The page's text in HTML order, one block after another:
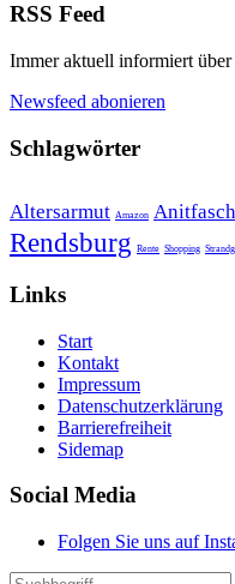
RSS Feed
Immer aktuell informiert über
Newsfeed abonieren
Schlagwörter
Altersarmut Amazon
Rendsburg Rente Shopping
Links
Start
Kontakt
Impressum
Datenschutzerklärung
Barrierefreiheit
Sidemap
Social Media
Folgen Sie uns auf